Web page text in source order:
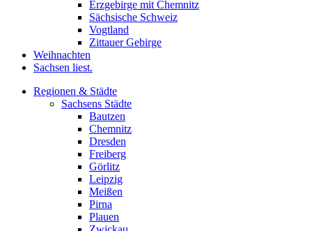
Erzgebirge mit Chemnitz
Sächsische Schweiz
Vogtland
Zittauer Gebirge
Weihnachten
Sachsen liest.
Regionen & Städte
Sachsens Städte
Bautzen
Chemnitz
Dresden
Freiberg
Görlitz
Leipzig
Meißen
Pirna
Plauen